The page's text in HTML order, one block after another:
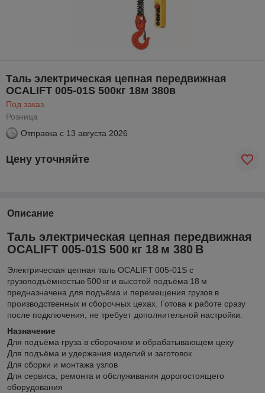
Таль электрическая цепная передвижная
OCALIFT 005-01S 500кг 18м 380в
Под заказ
Розница
Отправка с 13 августа 2026
Цену уточняйте
Описание
Таль электрическая цепная передвижная
OCALIFT 005-01S 500 кг 18 м 380 В
Электрическая цепная таль OCALIFT 005‑01S с
грузоподъёмностью 500 кг и высотой подъёма 18 м
предназначена для подъёма и перемещения грузов в
производственных и сборочных цехах. Готова к работе сразу
после подключения, не требует дополнительной настройки.
Назначение
Для подъёма груза в сборочном и обрабатывающем цеху
Для подъёма и удержания изделий и заготовок
Для сборки и монтажа узлов
Для сервиса, ремонта и обслуживания дорогостоящего
оборудования